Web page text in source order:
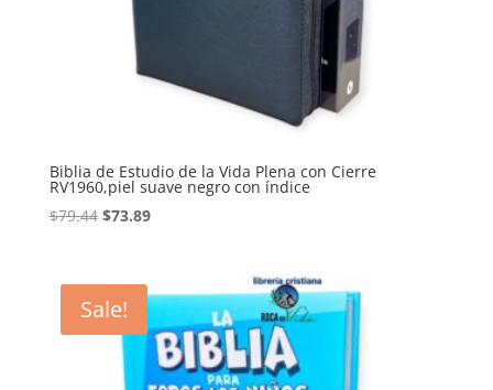
Biblia de Estudio de la Vida Plena con Cierre
RV1960,piel suave negro con índice
$79.44 Original
$79.44.
$73.89Current
$73.89.
Sale!